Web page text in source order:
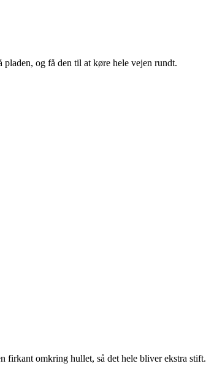
og få den til at køre hele vejen rundt.
firkant omkring hullet, så det hele bliver ekstra stift.